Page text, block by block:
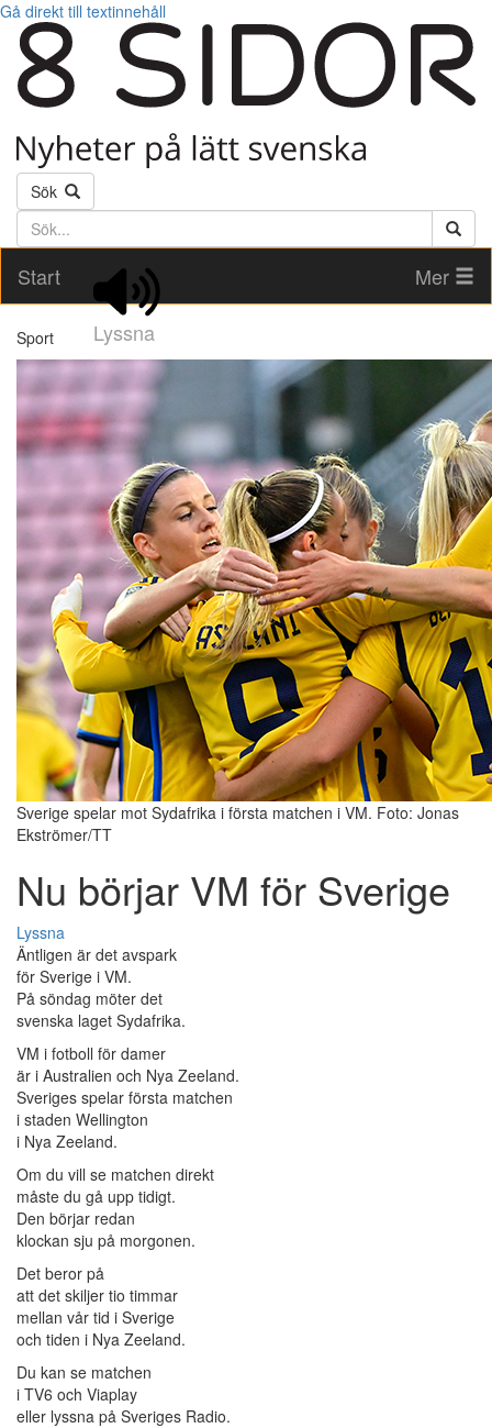
Gå direkt till textinnehåll
Sök
Söktext
Start
Lyssna
Mer
Sport
Sverige spelar mot Sydafrika i första matchen i VM. Foto: Jonas
Ekströmer/TT
Nu börjar VM för Sverige
Lyssna
Äntligen är det avspark
för Sverige i VM.
På söndag möter det
svenska laget Sydafrika.
VM i fotboll för damer
är i Australien och Nya Zeeland.
Sveriges spelar första matchen
i staden Wellington
i Nya Zeeland.
Om du vill se matchen direkt
måste du gå upp tidigt.
Den börjar redan
klockan sju på morgonen.
Det beror på
att det skiljer tio timmar
mellan vår tid i Sverige
och tiden i Nya Zeeland.
Du kan se matchen
i TV6 och Viaplay
eller lyssna på Sveriges Radio.